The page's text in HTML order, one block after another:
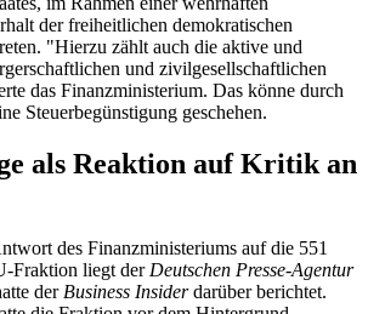
der freiheitlichen demokratischen
"Hierzu zählt auch die aktive und
und zivilgesellschaftlichen
das Finanzministerium. Das könne durch
Steuerbegünstigung geschehen.
als Reaktion auf Kritik an
des Finanzministeriums auf die 551
Fraktion liegt der Deutschen Presse-Agentur
der Business Insiderdarüber berichtet.